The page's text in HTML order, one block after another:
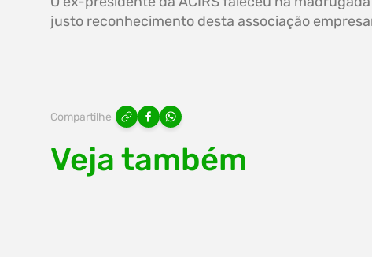
justo reconhecimento desta associação
Compartilhe
Veja também